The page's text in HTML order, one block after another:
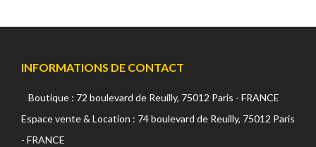
INFORMATIONS DE CONTACT
Boutique : 72 boulevard de Reuilly, 75012 Paris - FRANCE
Espace vente & Location : 74 boulevard de Reuilly, 75012 Paris
- FRANCE